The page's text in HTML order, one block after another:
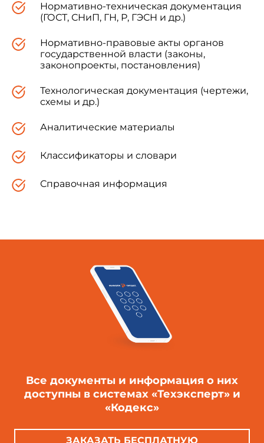
Нормативно-техническая документация
(ГОСТ, СНиП, ГН, Р, ГЭСН и др.)
Нормативно-правовые акты органов
государственной власти (законы,
законопроекты, постановления)
Технологическая документация (чертежи,
схемы и др.)
Аналитические материалы
Классификаторы и словари
Справочная информация
Все документы и информация о них
доступны в системах «Техэксперт» и
«Кодекс»
ЗАКАЗАТЬ БЕСПЛАТНУЮ